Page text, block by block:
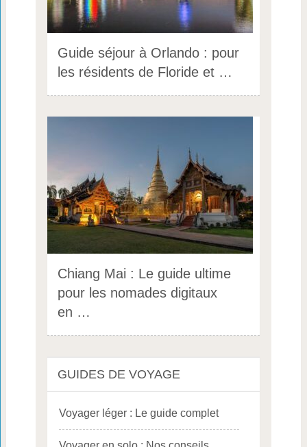
Guide séjour à Orlando : pour
les résidents de Floride et …
Chiang Mai : Le guide ultime
pour les nomades digitaux
en …
GUIDES DE VOYAGE
Voyager léger : Le guide complet